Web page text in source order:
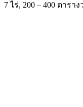
7 ไร่, 200 – 400 ตารา